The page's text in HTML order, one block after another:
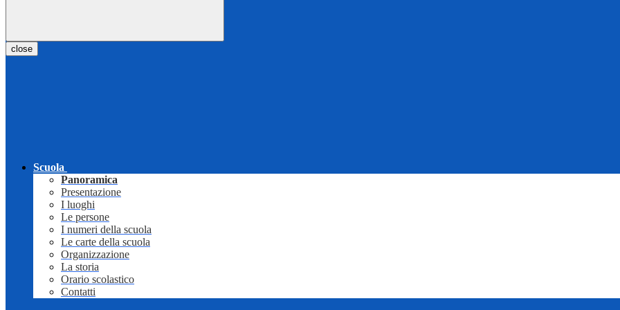
close
Scuola
Panoramica
Presentazione
I luoghi
Le persone
I numeri della scuola
Le carte della scuola
Organizzazione
La storia
Orario scolastico
Contatti